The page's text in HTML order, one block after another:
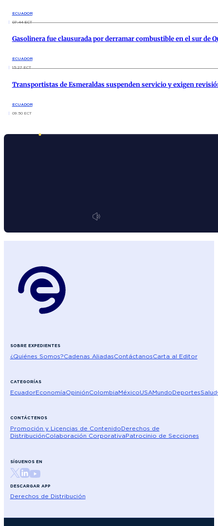
ECUADOR
07:44 ECT
Gasolinera fue clausurada por derramar combustible en el sur de
ECUADOR
15:27 ECT
Transportistas de Esmeraldas suspenden servicio y exigen
ECUADOR
09:50 ECT
SOBRE EXPEDIENTES
¿Quiénes Somos?Cadenas AliadasContáctanosCarta al Editor
CATEGORÍAS
EcuadorEconomíaOpiniónColombiaMéxicoUSAMundoDeportesSalud
CONTÁCTENOS
Promoción y Licencias de ContenidoDerechos de
DistribuciónColaboración CorporativaPatrocinio de Secciones
SÍGUENOS EN
DESCARGAR APP
Derechos de Distribución